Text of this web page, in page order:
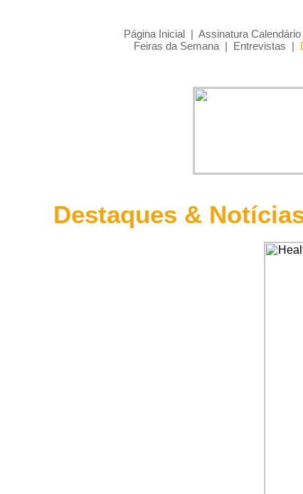
Página Inicial | Assinatura
Feiras da Semana | Entrevistas |
Destaques &